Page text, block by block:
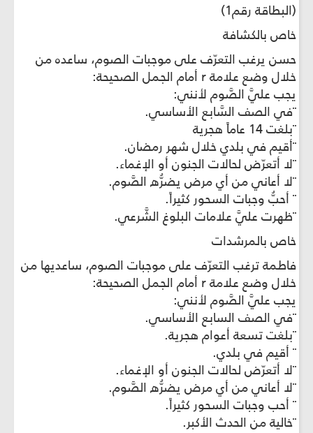
(البطاقة رقم1)
خاص بالكشافة
حسن يرغب التعرّف على موجبات الصوم، ساعده من
خلال وضع علامة r أمام الجمل الصحيحة:
يجب عليَّ الصَّوم لأنني:
¨في الصف السَّابع الأساسي.
¨بلغت 14 عاماً هجرية
¨أقيم في بلدي خلال شهر رمضان.
¨لا أتعرّض لحالات الجنون أو الإغماء.
¨لا أعاني من أي مرض يضرُّه الصَّوم.
¨ أحبُّ وجبات السحور كثيراً.
¨ظهرت عليَّ علامات البلوغ الشَّرعي.
خاص بالمرشدات
فاطمة ترغب التعرّف على موجبات الصوم، ساعديها من
خلال وضع علامة r أمام الجمل الصحيحة:
يجب عليَّ الصَّوم لأنني:
¨في الصف السابع الأساسي.
¨بلغت تسعة أعوام هجرية.
¨ أقيم في بلدي.
¨لا أتعرّض لحالات الجنون أو الإغماء.
¨لا أعاني من أي مرض يضرُّه الصَّوم.
¨ أحب وجبات السحور كثيراً.
¨خالية من الحدث الأكبر.